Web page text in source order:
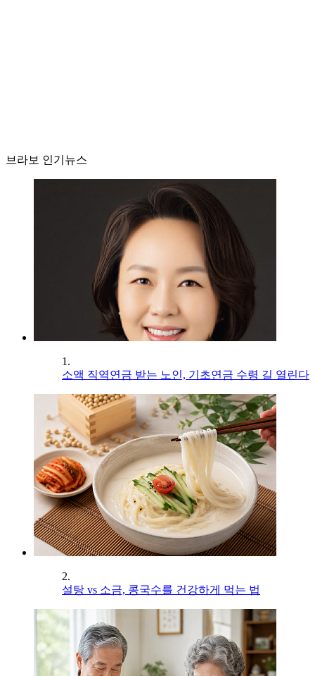
브라보 인기뉴스
1.
소액 직역연금 받는 노인, 기초연금 수령 길 열린다
2.
설탕 vs 소금, 콩국수를 건강하게 먹는 법